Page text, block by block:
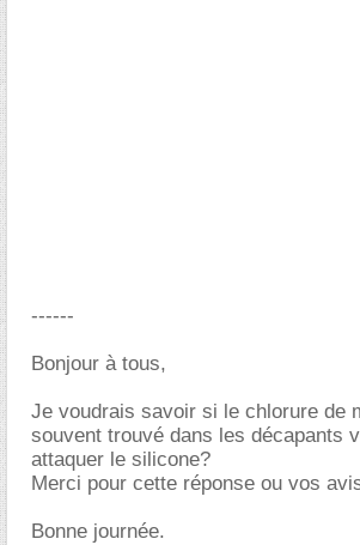
------
Bonjour à tous,
Je voudrais savoir si le chlorure de
souvent trouvé dans les décapants
attaquer le silicone?
Merci pour cette réponse ou vos
Bonne journée.